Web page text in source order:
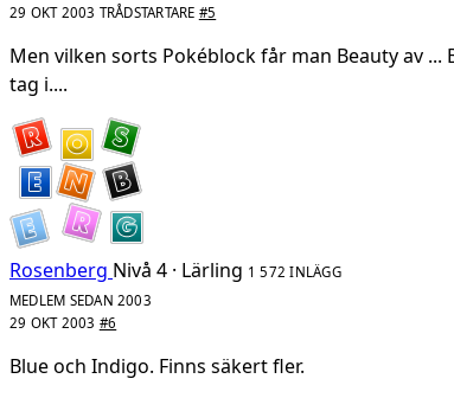
29 OKT 2003 TRÅDSTARTARE #5
Men vilken sorts Pokéblock får man Beauty av ...
tag i....
Rosenberg Nivå 4 · Lärling 1 572 INLÄGG
MEDLEM SEDAN 2003
29 OKT 2003 #6
Blue och Indigo. Finns säkert fler.